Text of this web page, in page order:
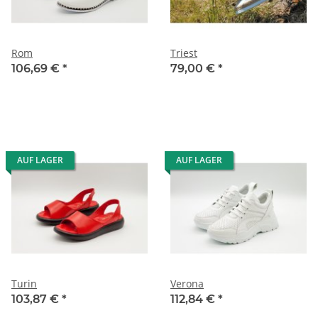
Rom
106,69 € *
Triest
79,00 € *
AUF LAGER
Turin
103,87 € *
AUF LAGER
Verona
112,84 € *